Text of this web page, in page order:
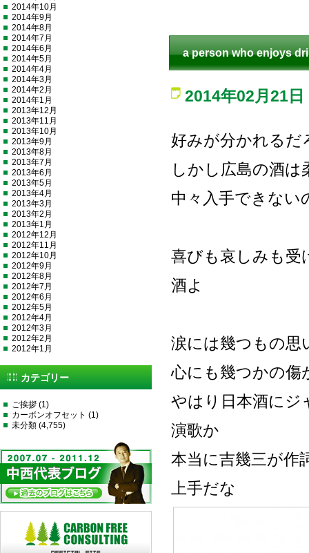
a person who enjoys
2014年02月21日
好みが分かれるだ
しかし広島の酒は
中々入手できない
喜びも哀しみも受
酒よ
涙には幾つもの思
心にも幾つかの傷
やはり日本酒にジ
演歌か
本当に吉幾三が作
上手だな
2014年10月
2014年9月
2014年8月
2014年7月
2014年6月
2014年5月
2014年4月
2014年3月
2014年2月
2014年1月
2013年12月
2013年11月
2013年10月
2013年9月
2013年8月
2013年7月
2013年6月
2013年5月
2013年4月
2013年3月
2013年2月
2013年1月
2012年12月
2012年11月
2012年10月
2012年9月
2012年8月
2012年7月
2012年6月
2012年5月
2012年4月
2012年3月
2012年2月
2012年1月
カテゴリー
ご挨拶 (1)
カーボンオフセット (1)
未分類 (4,755)